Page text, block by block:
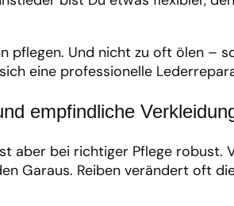
pflegen. Und nicht zu oft ölen –
eine professionelle
empfindliche
aber bei richtiger Pflege robust.
Garaus. Reiben verändert oft